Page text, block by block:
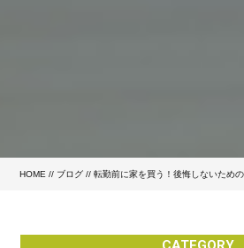
HOME // ブログ // 転勤前に家を買う！後悔しないため